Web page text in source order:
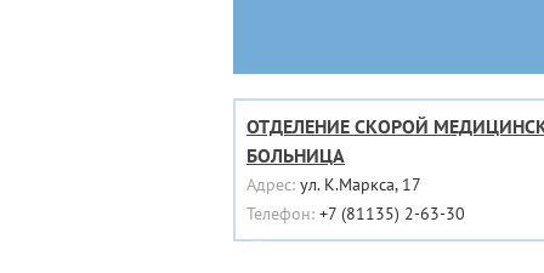
ОТДЕЛЕНИЕ СКОРОЙ
БОЛЬНИЦА
Адрес: ул. К.Маркса, 17
Телефон: +7 (81135) 2-63-30